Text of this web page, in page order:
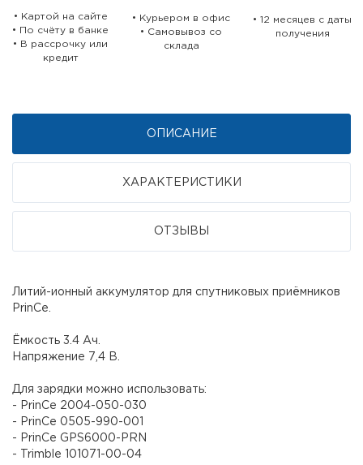
• Картой на сайте
• По счёту в банке
• В рассрочку или
кредит
• Курьером в офис
• Самовывоз со
склада
• 12 месяцев c даты
получения
ОПИСАНИЕ
ХАРАКТЕРИСТИКИ
ОТЗЫВЫ
Литий-ионный аккумулятор для спутниковых приёмников
PrinCe.
Ёмкость 3.4 Ач.
Напряжение 7,4 В.
Для зарядки можно использовать:
- PrinCe 2004-050-030
- PrinCe 0505-990-001
- PrinCe GPS6000-PRN
- Trimble 101071-00-04